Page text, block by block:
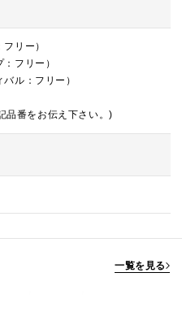
リー）
フリー）
ル：フリー）
品番をお伝え下さい。)
一覧を見る